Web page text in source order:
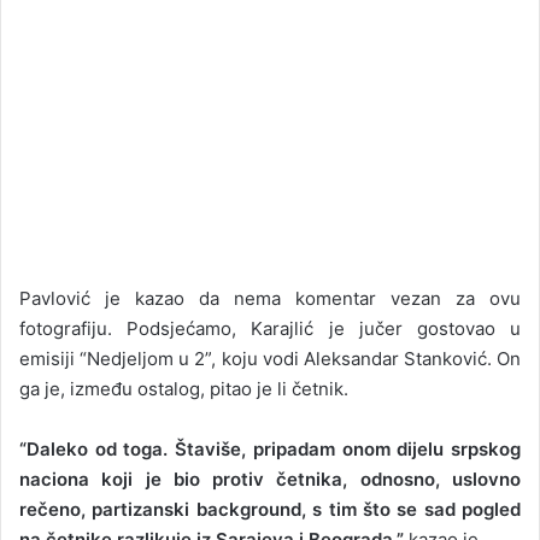
Pavlović je kazao da nema komentar vezan za ovu
fotografiju. Podsjećamo, Karajlić je jučer gostovao u
emisiji “Nedjeljom u 2”, koju vodi Aleksandar Stanković. On
ga je, između ostalog, pitao je li četnik.
“Daleko od toga. Štaviše, pripadam onom dijelu srpskog
naciona koji je bio protiv četnika, odnosno, uslovno
rečeno, partizanski background, s tim što se sad pogled